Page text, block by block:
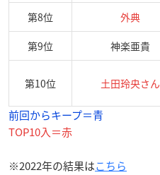
第8位 外典
第9位 神楽亜貴
第10位 土田玲央さん
前回からキープ＝青
TOP10入＝赤
※2022年の結果はこちら